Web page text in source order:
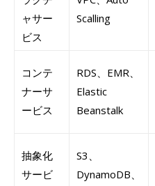
ャサー
ビス
Scalling
コンテ
ナーサ
ービス
RDS、EMR、
Elastic
Beanstalk
抽象化
サービ
S3、
DynamoDB、